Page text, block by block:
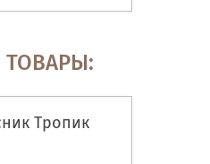
ТОВАРЫ:
Тропик